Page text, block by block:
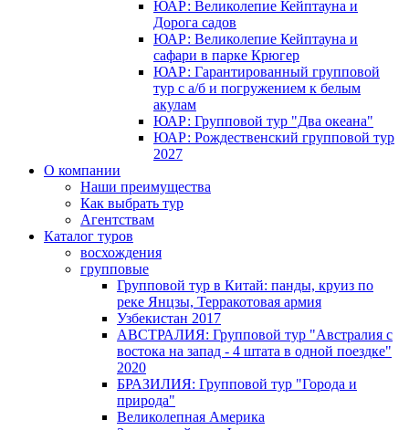
ЮАР: Великолепие Кейптауна и
Дорога садов
ЮАР: Великолепие Кейптауна и
сафари в парке Крюгер
ЮАР: Гарантированный групповой
тур с а/б и погружением к белым
акулам
ЮАР: Групповой тур "Два океана"
ЮАР: Рождественский групповой тур
2027
О компании
Наши преимущества
Как выбрать тур
Агентствам
Каталог туров
восхождения
групповые
Групповой тур в Китай: панды, круиз по
реке Янцзы, Терракотовая армия
Узбекистан 2017
АВСТРАЛИЯ: Групповой тур "Австралия с
востока на запад - 4 штата в одной поездке"
2020
БРАЗИЛИЯ: Групповой тур "Города и
природа"
Великолепная Америка